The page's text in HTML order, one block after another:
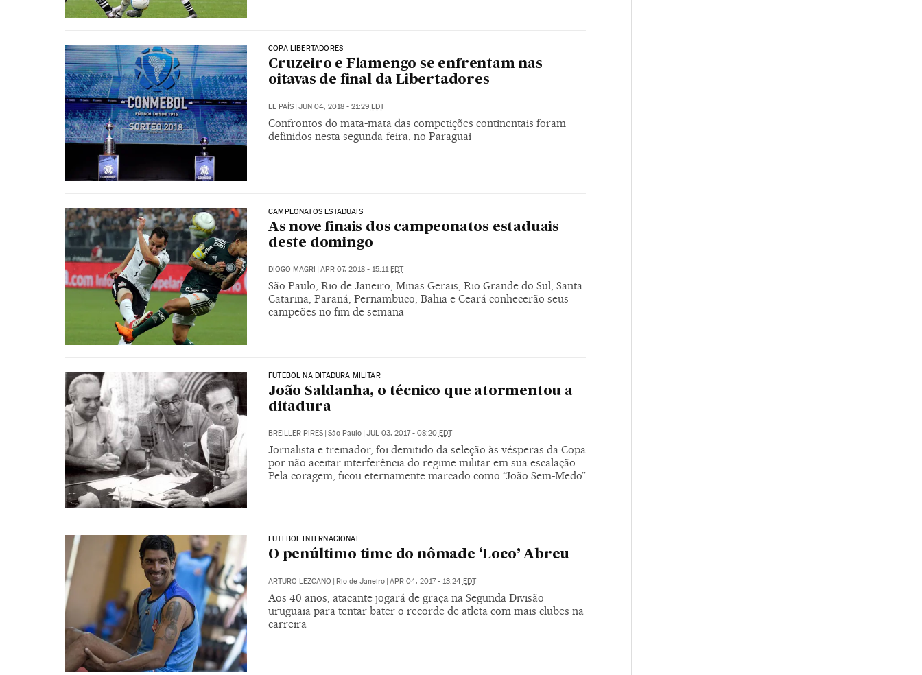
COPA LIBERTADORES
Cruzeiro e Flamengo se enfrentam nas
oitavas de final da Libertadores
EL PAÍS | JUN 04, 2018 - 21:29 EDT
Confrontos do mata-mata das competições continentais foram
definidos nesta segunda-feira, no Paraguai
CAMPEONATOS ESTADUAIS
As nove finais dos campeonatos estaduais
deste domingo
DIOGO MAGRI APR 07, 2018 - 15:11 EDT
São Paulo, Rio de Janeiro, Minas Gerais, Rio Grande do Sul, Santa
Catarina, Paraná, Pernambuco, Bahia e Ceará conhecerão seus
campeões no fim de semana
FUTEBOL NA DITADURA MILITAR
João Saldanha, o técnico que atormentou a
ditadura
BREILLER PIRES | São Paulo | JUL 03, 2017 - 08:20 EDT
Jornalista e treinador, foi demitido da seleção às vésperas da Copa
por não aceitar interferência do regime militar em sua escalação.
Pela coragem, ficou eternamente marcado como “João Sem-Medo”
FUTEBOL INTERNACIONAL
O penúltimo time do nômade ‘Loco’ Abreu
ARTURO LEZCANO Rio de Janeiro APR 04, 2017 - 13:24 EDT
Aos 40 anos, atacante jogará de graça na Segunda Divisão
uruguaia para tentar bater o recorde de atleta com mais clubes na
carreira